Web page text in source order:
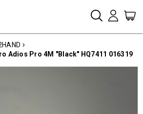
Adios Pro 4M "Black" HQ7411 016319